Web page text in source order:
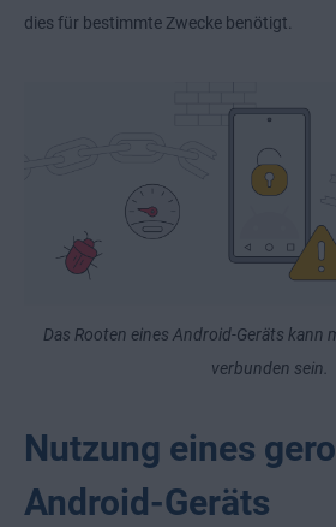
dies für bestimmte Zwecke benötigt.
Das Rooten eines Android-Geräts kann
verbunden sein.
Nutzung eines
Android-Geräts